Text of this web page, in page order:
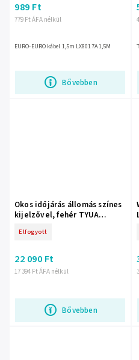
779 Ft ÁFA nélkül
989 Ft
Bővebben
EURO-EURO kábel 1,5m LX8017A 1,5M
Okos időjárás állomás színes
kijelzővel, fehér TYUA
Elfogyott
17 394 Ft ÁFA nélkül
22 090 Ft
Bővebben